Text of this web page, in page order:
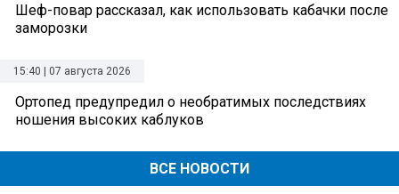
Шеф-повар рассказал, как использовать кабачки после
заморозки
15:40 | 07 августа 2026
Ортопед предупредил о необратимых последствиях
ношения высоких каблуков
ВСЕ НОВОСТИ